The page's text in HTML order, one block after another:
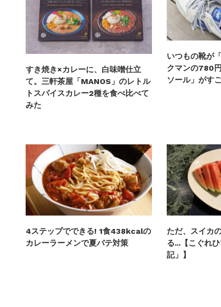
すき焼き×カレーに、白味噌仕立
て。三軒茶屋「MANOS」のレトル
トスパイスカレー2種を食べ比べて
みた
いつもの靴が
クマンの780
ソール」がす
4ステップでできる! 1食438kcalの
カレーラーメンで夏バテ対策
ただ、スイカ
る...【こぐれ
記」】